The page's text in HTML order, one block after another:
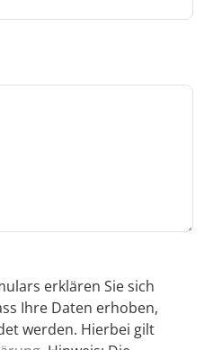
erklären Sie sich
Ihre Daten erhoben,
werden. Hierbei gilt